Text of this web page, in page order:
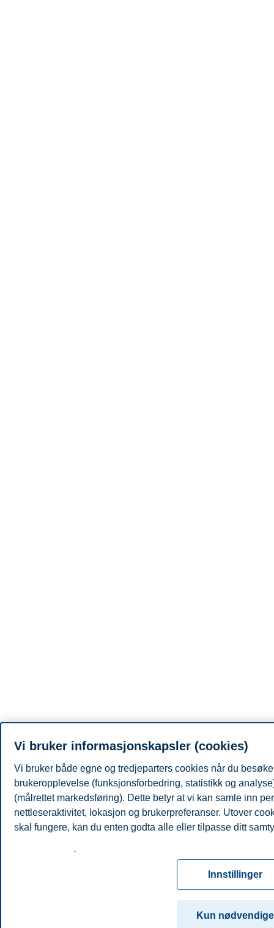
Vi bruker informasjonskapsler (cookies)
Vi bruker både egne og tredjeparters cookies når du
brukeropplevelse (funksjonsforbedring, statistikk og
(målrettet markedsføring). Dette betyr at vi kan samle inn
nettleseraktivitet, lokasjon og brukerpreferanser. Utover
skal fungere, kan du enten godta alle eller tilpasse ditt
for informasjonskapsler. Du kan når som helst endre eller
ved å klikke på «Cookies» nederst på nettsiden vår.
cookie-erklæring
Innstillinger
Kun nødvendige